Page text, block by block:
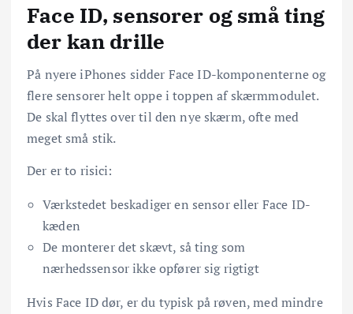
Face ID, sensorer og små ting
der kan drille
På nyere iPhones sidder Face ID-komponenterne og
flere sensorer helt oppe i toppen af skærmmodulet.
De skal flyttes over til den nye skærm, ofte med
meget små stik.
Der er to risici:
Værkstedet beskadiger en sensor eller Face ID-
kæden
De monterer det skævt, så ting som
nærhedssensor ikke opfører sig rigtigt
Hvis Face ID dør, er du typisk på røven, med mindre